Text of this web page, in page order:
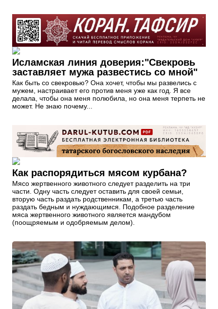
Исламская линия доверия:"Свекровь
заставляет мужа развестись со мной"
Как быть со свекровью? Она хочет, чтобы мы развелись с
мужем, настраивает его против меня уже как год. Я все
делала, чтобы она меня полюбила, но она меня терпеть не
может. Не знаю почему...
Как распорядиться мясом курбана?
Мясо жертвенного животного следует разделить на три
части. Одну часть следует оставить для своей семьи,
вторую часть раздать родственникам, а третью часть
раздать бедным и нуждающимся. Подобное разделение
мяса жертвенного животного является мандубом
(поощряемым и одобряемым делом).